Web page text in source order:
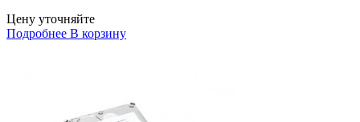
Цену уточняйте
Подробнее В корзину